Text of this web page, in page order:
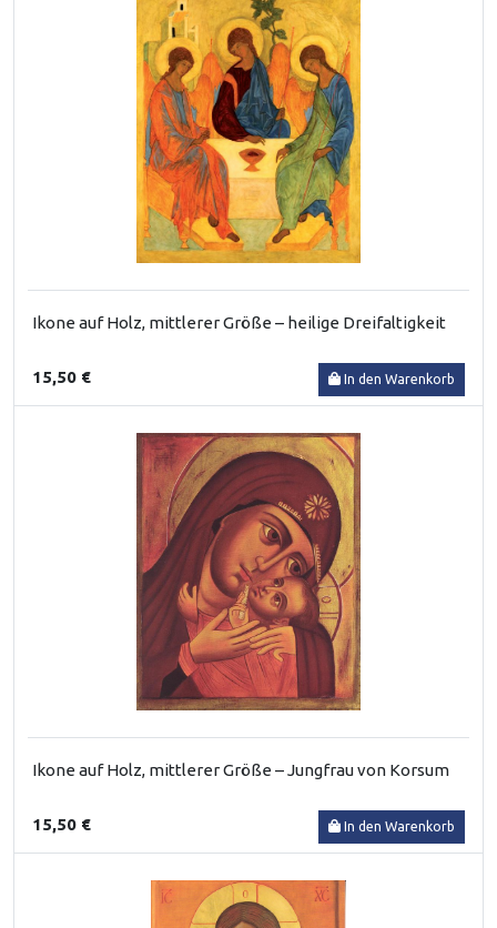
Ikone auf Holz, mittlerer Größe – heilige Dreifaltigkeit
15,50 € In den Warenkorb
Ikone auf Holz, mittlerer Größe – Jungfrau von Korsum
15,50 € In den Warenkorb